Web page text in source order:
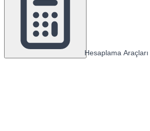
Hesaplama Araçları